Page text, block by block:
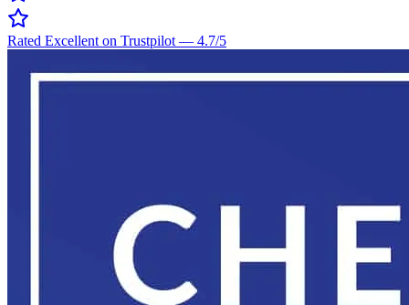
Rated Excellent on Trustpilot — 4.7/5